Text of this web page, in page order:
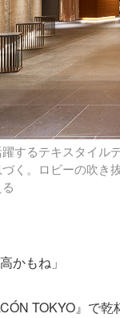
するテキスタイル
く。ロビーの吹き
かもね」
TOKYO』で